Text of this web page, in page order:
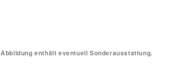
Abbildung enthält eventuell Sonderausstattung.